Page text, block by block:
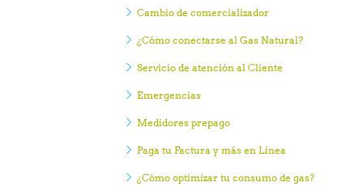
Cambio de comercializador
¿Cómo conectarse al Gas Natural?
Servicio de atención al Cliente
Emergencias
Medidores prepago
Paga tu Factura y más en Línea
¿Cómo optimizar tu consumo de gas?